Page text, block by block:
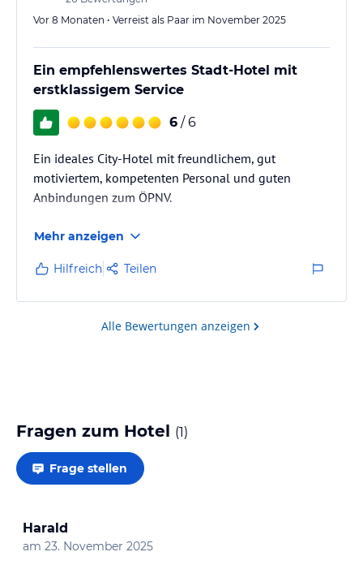
Vor 8 Monaten • Verreist als Paar im November 2025
Ein empfehlenswertes Stadt-Hotel mit
erstklassigem Service
6 / 6
Ein ideales City-Hotel mit freundlichem, gut
motiviertem, kompetenten Personal und guten
Anbindungen zum ÖPNV.
Mehr anzeigen
Hilfreich Teilen
Alle Bewertungen anzeigen
Fragen zum Hotel (1)
Frage stellen
Harald
am 23. November 2025